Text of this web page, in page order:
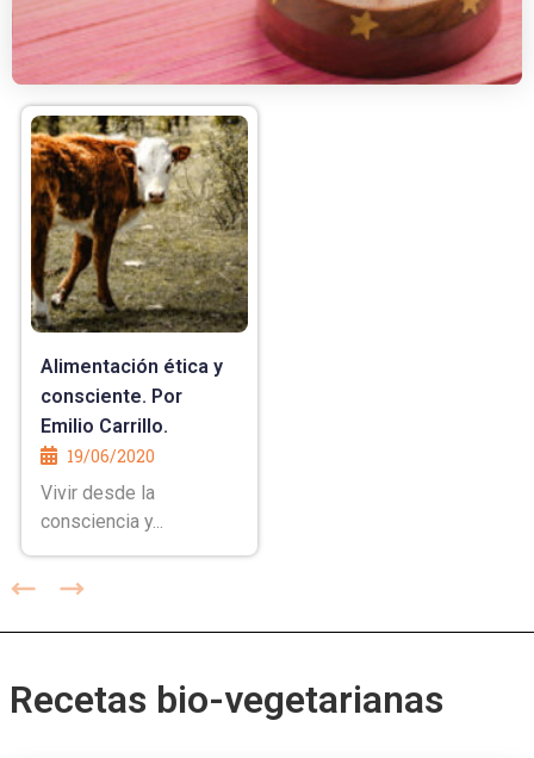
Alimentación ética y
consciente. Por
Emilio Carrillo.
19/06/2020
Vivir desde la
consciencia y...
Recetas bio-vegetarianas